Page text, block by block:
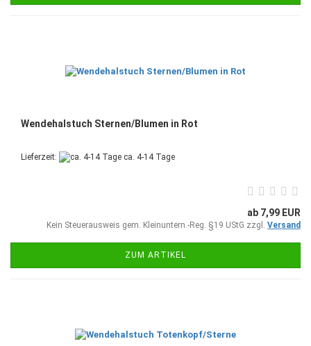
Wendehalstuch Sternen/Blumen in Rot
Lieferzeit: ca. 4-14 Tage
ab 7,99 EUR
Kein Steuerausweis gem. Kleinuntern.-Reg. §19 UStG zzgl. Versand
ZUM ARTIKEL